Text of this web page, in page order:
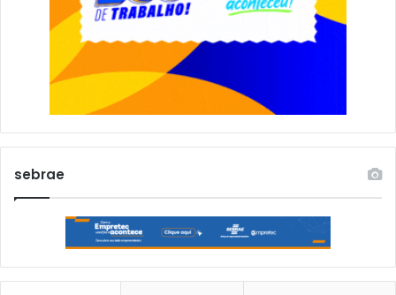
sebrae